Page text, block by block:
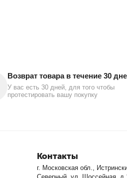
Возврат товара в течение 30
У вас есть 30 дней, для того чтобы
протестировать вашу покупку
Контакты
г. Московская обл.,